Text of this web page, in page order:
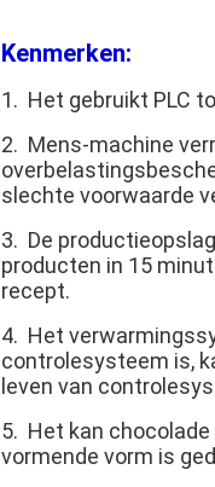
Kenmerken:
1. Het gebruikt PLC
2. Mens-machine
slechte voorwaarde
3. De
producten in 15
recept.
4. Het
controlesysteem is,
leven van
5. Het kan
vormende vorm is